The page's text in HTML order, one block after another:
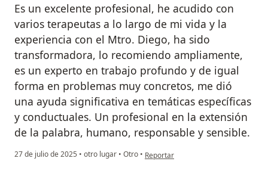
Es un excelente profesional, he acudido con
varios terapeutas a lo largo de mi vida y la
experiencia con el Mtro. Diego, ha sido
transformadora, lo recomiendo ampliamente,
es un experto en trabajo profundo y de igual
forma en problemas muy concretos, me dió
una ayuda significativa en temáticas específicas
y conductuales. Un profesional en la extensión
de la palabra, humano, responsable y sensible.
27 de julio de 2025 • otro lugar • Otro • en opinión del usuario TA
Reportar